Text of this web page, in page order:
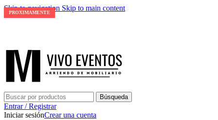
Skip to navigation Skip to main content
ARRIENDO DE MOBILIARIO PARA EVENTOS
Búsqueda
Entrar / Registrar
Iniciar sesiónCrear una cuenta
PROXIMAMENTE
PROXIMAMENTE
PROXIMAMENTE